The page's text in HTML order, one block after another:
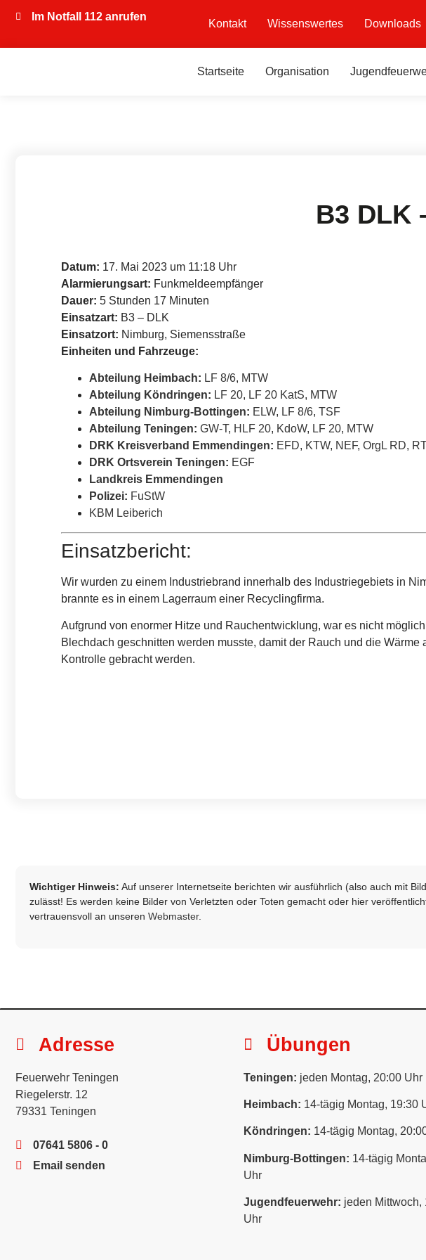
Im Notfall 112 anrufen
Kontakt Wissenswertes Downloads
Startseite Organisation
B3 DLK
Datum: 17. Mai 2023 um 11:18 Uhr
Alarmierungsart: Funkmeldeempfänger
Dauer: 5 Stunden 17 Minuten
Einsatzart: B3 – DLK
Einsatzort: Nimburg, Siemensstraße
Einheiten und Fahrzeuge:
Abteilung Heimbach: LF 8/6, MTW
Abteilung Köndringen: LF 20, LF 20 KatS, MTW
Abteilung Nimburg-Bottingen: ELW, LF 8/6, TSF
Abteilung Teningen: GW-T, HLF 20, KdoW, LF 20, MTW
DRK Kreisverband Emmendingen: EFD, KTW, NEF, OrgL RD,
DRK Ortsverein Teningen: EGF
Landkreis Emmendingen
Polizei: FuStW
KBM Leiberich
Einsatzbericht:
Wir wurden zu einem Industriebrand innerhalb des Industriegebiets in
brannte es in einem Lagerraum einer Recyclingfirma.
Aufgrund von enormer Hitze und Rauchentwicklung, war es nicht
Blechdach geschnitten werden musste, damit der Rauch und die
Kontrolle gebracht werden.
Wichtiger Hinweis: Auf unserer Internetseite berichten wir ausführlich (also auch mit
zulässt! Es werden keine Bilder von Verletzten oder Toten gemacht oder hier
vertrauensvoll an unseren Webmaster.
Adresse
Feuerwehr Teningen
Riegelerstr. 12
79331 Teningen
07641 5806 - 0
Email senden
Übungen
Teningen: jeden Montag, 20:00 Uhr
Heimbach: 14-tägig Montag, 19:30
Köndringen: 14-tägig Montag,
Nimburg-Bottingen: 14-tägig
Uhr
Jugendfeuerwehr: jeden Mittwoch,
Uhr